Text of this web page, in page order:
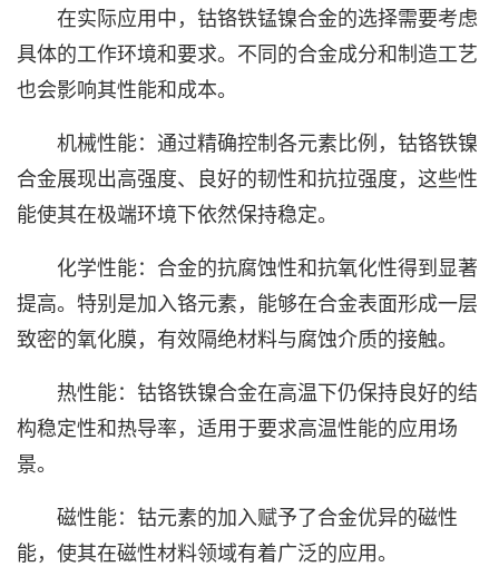
在实际应用中，钴铬铁锰镍合金的选择需要考虑
具体的工作环境和要求。不同的合金成分和制造工艺
也会影响其性能和成本。
机械性能：通过精确控制各元素比例，钴铬铁镍
合金展现出高强度、良好的韧性和抗拉强度，这些性
能使其在极端环境下依然保持稳定。
化学性能：合金的抗腐蚀性和抗氧化性得到显著
提高。特别是加入铬元素，能够在合金表面形成一层
致密的氧化膜，有效隔绝材料与腐蚀介质的接触。
热性能：钴铬铁镍合金在高温下仍保持良好的结
构稳定性和热导率，适用于要求高温性能的应用场
景。
磁性能：钴元素的加入赋予了合金优异的磁性
能，使其在磁性材料领域有着广泛的应用。